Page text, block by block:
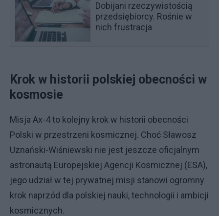
Dobijani rzeczywistością
przedsiębiorcy. Rośnie w
nich frustracja
Krok w historii polskiej obecności w
kosmosie
Misja Ax-4 to kolejny krok w historii obecności
Polski w przestrzeni kosmicznej. Choć Sławosz
Uznański-Wiśniewski nie jest jeszcze oficjalnym
astronautą Europejskiej Agencji Kosmicznej (ESA),
jego udział w tej prywatnej misji stanowi ogromny
krok naprzód dla polskiej nauki, technologii i ambicji
kosmicznych.